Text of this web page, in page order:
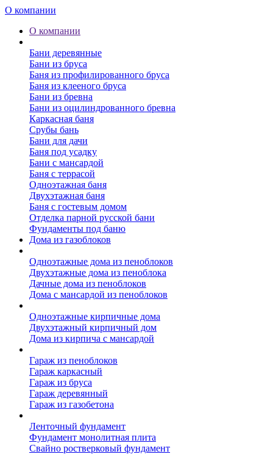
О компании
О компании
Бани деревянные
Бани из бруса
Баня из профилированного бруса
Баня из клееного бруса
Бани из бревна
Бани из оцилиндрованного бревна
Каркасная баня
Срубы бань
Бани для дачи
Баня под усадку
Бани с мансардой
Баня с террасой
Одноэтажная баня
Двухэтажная баня
Баня с гостевым домом
Отделка парной русской бани
Фундаменты под баню
Дома из газоблоков
Одноэтажные дома из пеноблоков
Двухэтажные дома из пеноблока
Дачные дома из пеноблоков
Дома с мансардой из пеноблоков
Одноэтажные кирпичные дома
Двухэтажный кирпичный дом
Дома из кирпича с мансардой
Гараж из пеноблоков
Гараж каркасный
Гараж из бруса
Гараж деревянный
Гараж из газобетона
Ленточный фундамент
Фундамент монолитная плита
Свайно ростверковый фундамент